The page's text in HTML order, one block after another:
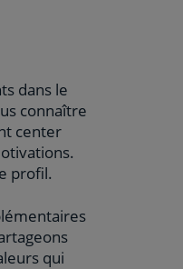
dans le
connaître
center
profil.
qui